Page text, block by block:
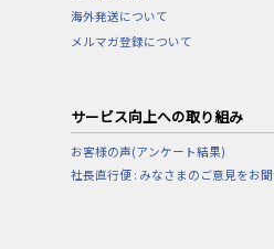
海外発送について
メルマガ登録について
サービス向上への取り組み
お客様の声(アンケート結果)
社長直行便 : みなさまのご意見をお